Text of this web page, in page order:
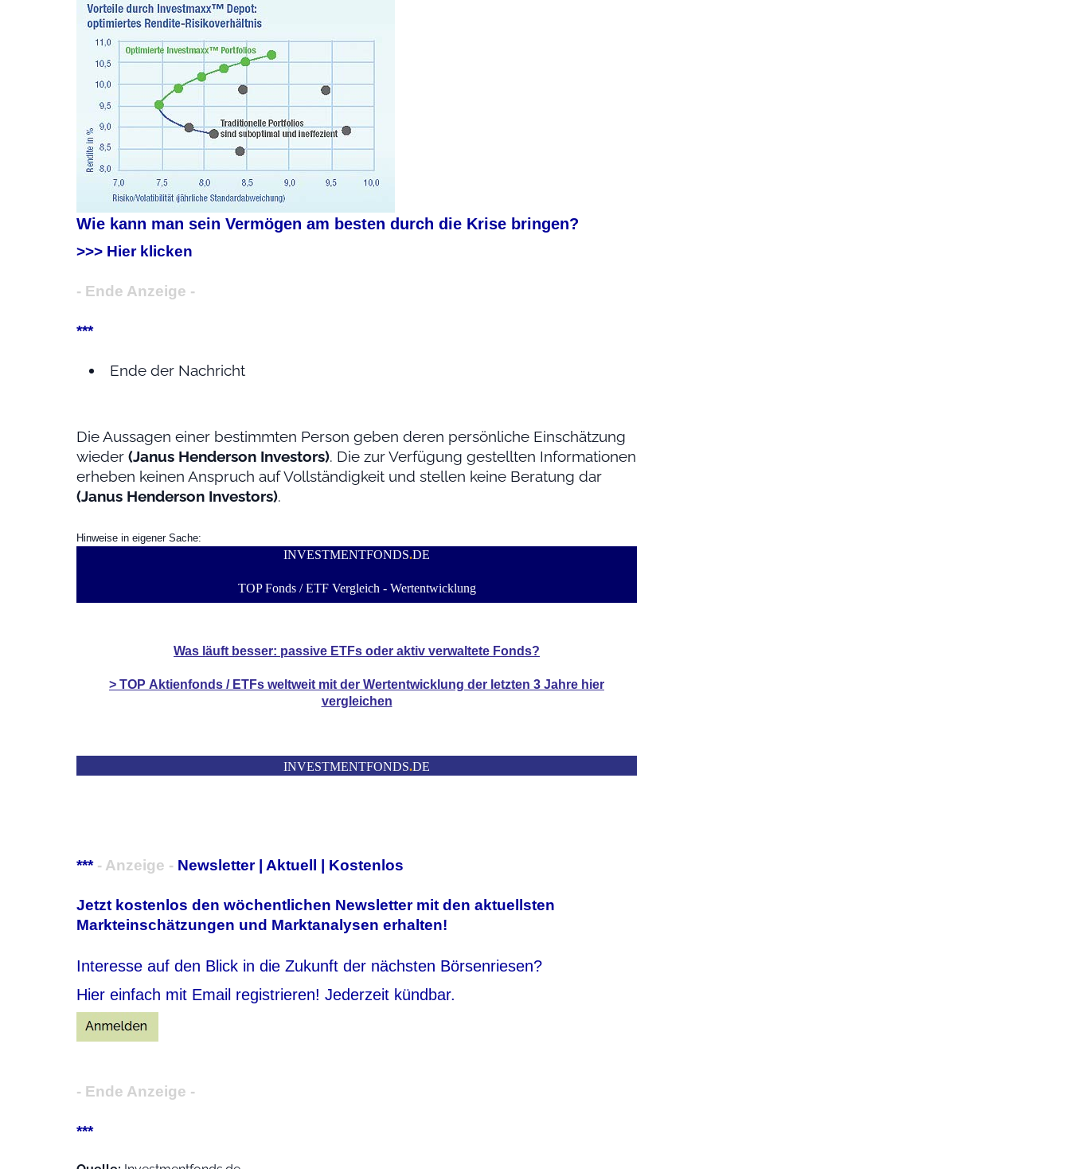
Wie kann man sein Vermögen am besten durch die Krise bringen?
>>> Hier klicken
- Ende Anzeige -
***
Ende der Nachricht
Die Aussagen einer bestimmten Person geben deren persönliche Einschätzung
wieder (Janus Henderson Investors). Die zur Verfügung gestellten Informationen
erheben keinen Anspruch auf Vollständigkeit und stellen keine Beratung dar
(Janus Henderson Investors).
Hinweise in eigener Sache:
INVESTMENTFONDS.DE
TOP Fonds / ETF Vergleich - Wertentwicklung
Was läuft besser: passive ETFs oder aktiv verwaltete Fonds?
> TOP Aktienfonds / ETFs weltweit mit der Wertentwicklung der letzten 3 Jahre hier
vergleichen
INVESTMENTFONDS.DE
*** - Anzeige - Newsletter | Aktuell | Kostenlos
Jetzt kostenlos den wöchentlichen Newsletter mit den aktuellsten
Markteinschätzungen und Marktanalysen erhalten!
Interesse auf den Blick in die Zukunft der nächsten Börsenriesen?
Hier einfach mit Email registrieren! Jederzeit kündbar.
- Ende Anzeige -
***